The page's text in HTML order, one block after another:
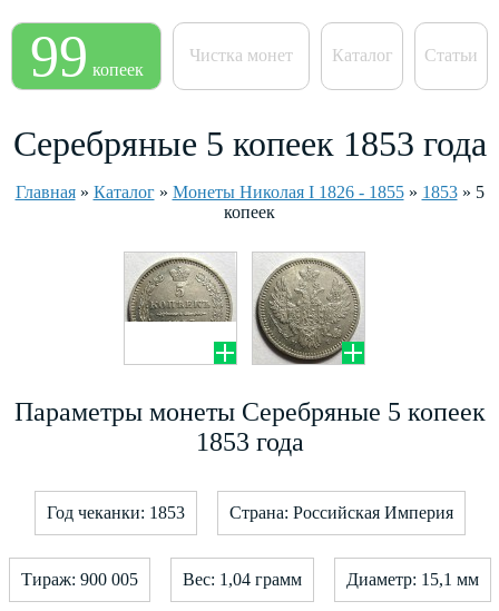
99 копеек
Чистка монет Каталог Статьи
Серебряные 5 копеек 1853 года
Главная» Каталог» Монеты Николая I 1826 - 1855» 1853» 5
копеек
Параметры монеты Серебряные 5 копеек
1853 года
Год чеканки: 1853 Страна: Российская Империя
Тираж: 900 005 Вес: 1,04 грамм Диаметр: 15,1 мм